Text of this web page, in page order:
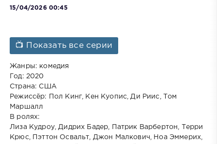
15/04/2026 00:45
📺 Показать все серии
Жанры: комедия
Год: 2020
Страна: США
Режиссёр: Пол Кинг, Кен Куопис, Ди Риис, Том
Маршалл
В ролях:
Лиза Кудроу, Дидрих Бадер, Патрик Варбертон, Терри
Крюс, Пэттон Освальт, Джон Малкович, Ноа Эммерих,